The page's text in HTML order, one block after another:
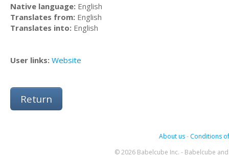
Native language: English
Translates from: English
Translates into: English
User links: Website
Return
About us- Conditions
© 2026 Babelcube Inc. - Babelcube